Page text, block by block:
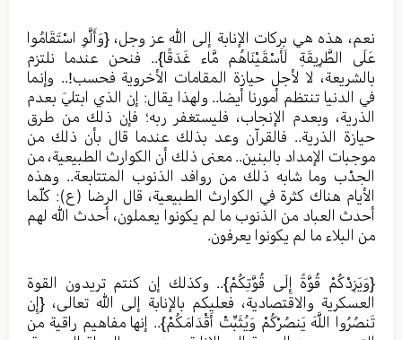
نعم، هذه هي بركات الإنابة إلى الله عز وجل، {وَأَلَّوِ اسْتَقَامُوا
عَلَى الطَّرِيقَةِ لَأَسْقَيْنَاهُم مَّاء غَدَقًا}.. فنحن عندما نلتزم
بالشريعة، لا لأجل حيازة المقامات الأخروية فحسب!.. وإنما
في الدنيا تنتظم أمورنا أيضا.. ولهذا يقال: إن الذي ابتليَ بعدم
الذرية، وبعدم الإنجاب، فليستغفر ربه؛ فإن ذلك من طرق
حيازة الذرية.. فالقرآن وعد بذلك عندما قال بأن ذلك من
موجبات الإمداد بالبنين.. معنى ذلك أن الكوارث الطبيعية، من
الجدْب وما شابه ذلك من روافد الذنوب المتتابعة.. وهذه
الأيام هناك كثرة في الكوارث الطبيعية، قال الرضا (ع): كلّما
أحدث العباد من الذنوب ما لم يكونوا يعملون، أحدث الله لهم
من البلاء ما لم يكونوا يعرفون.
{وَيَزِدْكُمْ قُوَّةً إِلَى قُوَّتِكُمْ}.. وكذلك إن كنتم تريدون القوة
العسكرية والاقتصادية، فعليكم بالإنابة إلى الله تعالى، {إِن
تَنصُرُوا اللَّهَ يَنصُرْكُمْ وَيُثَبِّتْ أَقْدَامَكُمْ}.. إنها مفاهيم راقية من